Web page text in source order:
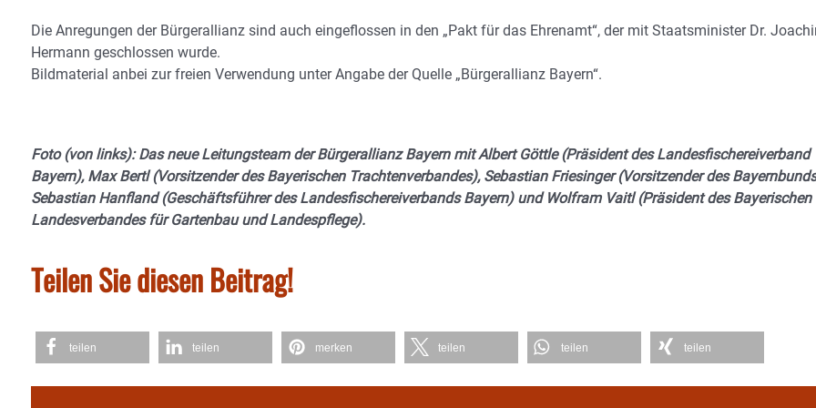
Die Anregungen der Bürgerallianz sind auch eingeflossen in den „Pakt für das Ehrenamt“, der mit Staatsminister Dr.
Hermann geschlossen wurde.
Bildmaterial anbei zur freien Verwendung unter Angabe der Quelle „Bürgerallianz Bayern“.
Foto (von links): Das neue Leitungsteam der Bürgerallianz Bayern mit Albert Göttle (Präsident des Landesfischereiverband
Bayern), Max Bertl (Vorsitzender des Bayerischen Trachtenverbandes), Sebastian Friesinger (Vorsitzender des
Sebastian Hanfland (Geschäftsführer des Landesfischereiverbands Bayern) und Wolfram Vaitl (Präsident des Bayerischen
Landesverbandes für Gartenbau und Landespflege).
Teilen Sie diesen Beitrag!
teilen teilen merken teilen teilen teilen